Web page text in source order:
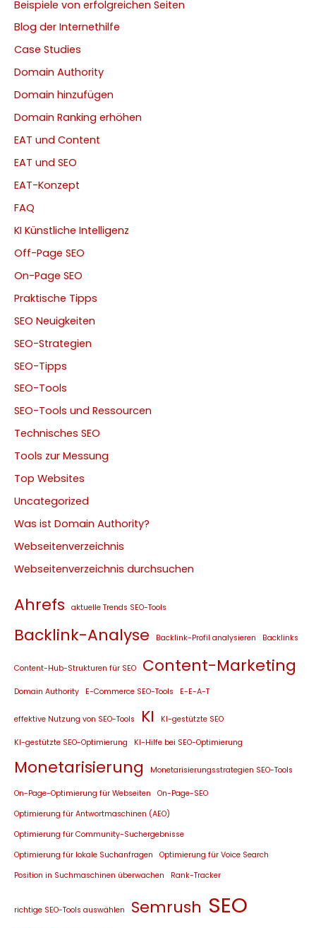
Beispiele von erfolgreichen Seiten
Blog der Internethilfe
Case Studies
Domain Authority
Domain hinzufügen
Domain Ranking erhöhen
EAT und Content
EAT und SEO
EAT-Konzept
FAQ
KI Künstliche Intelligenz
Off-Page SEO
On-Page SEO
Praktische Tipps
SEO Neuigkeiten
SEO-Strategien
SEO-Tipps
SEO-Tools
SEO-Tools und Ressourcen
Technisches SEO
Tools zur Messung
Top Websites
Uncategorized
Was ist Domain Authority?
Webseitenverzeichnis
Webseitenverzeichnis durchsuchen
Ahrefs aktuelle Trends SEO-Tools
Backlink-Analyse Backlink-Profil analysieren Backlinks
Content-Hub-Strukturen für SEO Content-Marketing
Domain Authority E-Commerce SEO-Tools E-E-A-T
effektive Nutzung von SEO-Tools KI KI-gestützte SEO
KI-gestützte SEO-Optimierung KI-Hilfe bei SEO-Optimierung
Monetarisierung Monetarisierungsstrategien SEO-Tools
On-Page-Optimierung für Webseiten
On-Page-SEO
Optimierung für Antwortmaschinen (AEO)
Optimierung für Community-Suchergebnisse
Optimierung für lokale Suchanfragen
Optimierung für Voice Search
Position in Suchmaschinen überwachen
Rank-Tracker
richtige SEO-Tools auswählen Semrush SEO